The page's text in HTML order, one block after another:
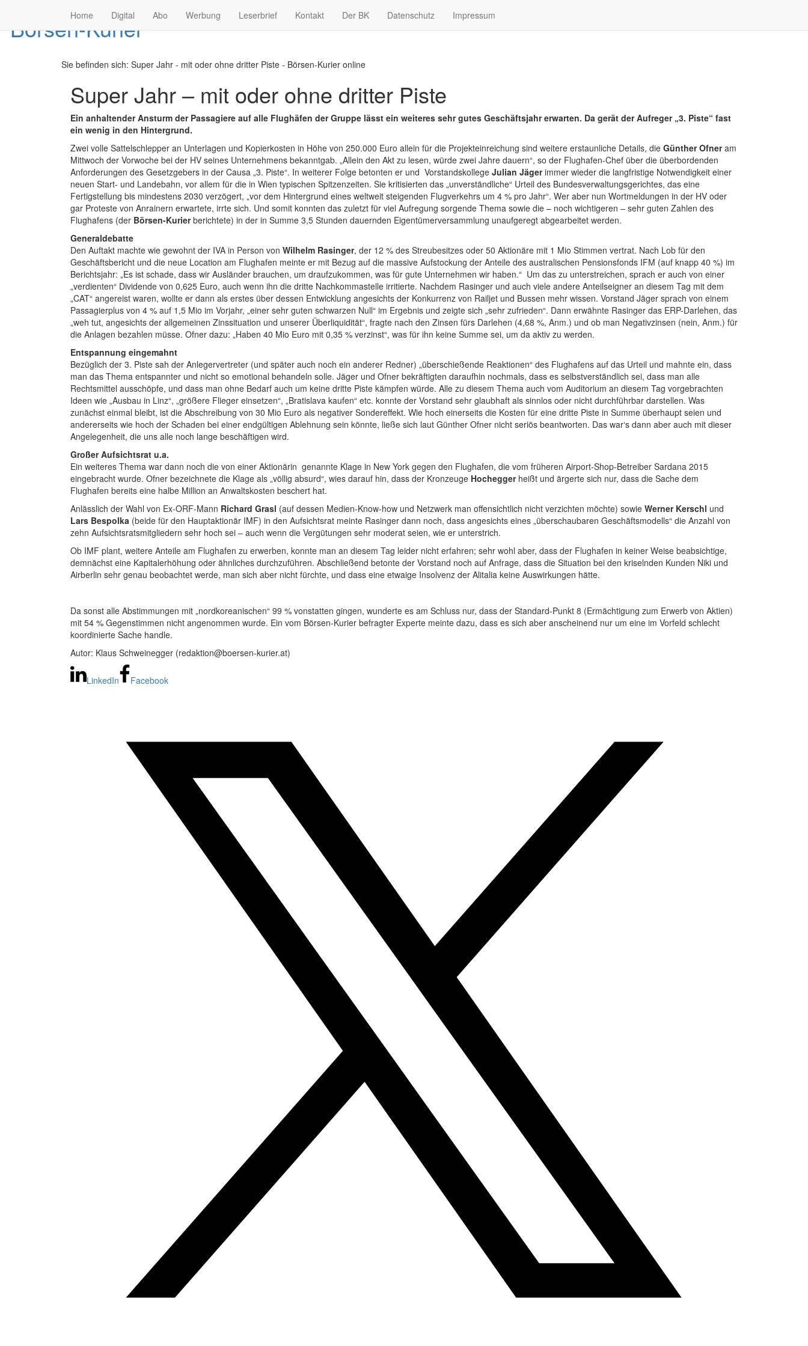
Home Digital Abo Werbung Leserbrief Kontakt Der BK Datenschutz Impressum
Sie befinden sich: Super Jahr - mit oder ohne dritter Piste - Börsen-Kurier online
Super Jahr – mit oder ohne dritter Piste
Ein anhaltender Ansturm der Passagiere auf alle Flughäfen der Gruppe lässt ein weiteres sehr gutes Geschäftsjahr erwarten. Da gerät der Aufreger „3. Piste“ fast
ein wenig in den Hintergrund.
Zwei volle Sattelschlepper an Unterlagen und Kopierkosten in Höhe von 250.000 Euro allein für die Projekteinreichung sind weitere erstaunliche Details, die Günther Ofneram
Mittwoch der Vorwoche bei der HV seines Unternehmens bekanntgab. „Allein den Akt zu lesen, würde zwei Jahre dauern“, so der Flughafen-Chef über die überbordenden
Anforderungen des Gesetzgebers in der Causa „3. Piste“. In weiterer Folge betonten er und Vorstandskollege Julian Jägerimmer wieder die langfristige Notwendigkeit einer
neuen Start- und Landebahn, vor allem für die in Wien typischen Spitzenzeiten. Sie kritisierten das „unverständliche“ Urteil des Bundesverwaltungsgerichtes, das eine
Fertigstellung bis mindestens 2030 verzögert, „vor dem Hintergrund eines weltweit steigenden Flugverkehrs um 4 % pro Jahr“. Wer aber nun Wortmeldungen in der HV oder
gar Proteste von Anrainern erwartete, irrte sich. Und somit konnten das zuletzt für viel Aufregung sorgende Thema sowie die – noch wichtigeren – sehr guten Zahlen des
Flughafens (der Börsen-Kurierberichtete) in der in Summe 3,5 Stunden dauernden Eigentümerversammlung unaufgeregt abgearbeitet werden.
Generaldebatte
Den Auftakt machte wie gewohnt der IVA in Person von Wilhelm Rasinger, der 12 % des Streubesitzes oder 50 Aktionäre mit 1 Mio Stimmen vertrat. Nach Lob für den
Geschäftsbericht und die neue Location am Flughafen meinte er mit Bezug auf die massive Aufstockung der Anteile des australischen Pensionsfonds IFM (auf knapp 40 %) im
Berichtsjahr: „Es ist schade, dass wir Ausländer brauchen, um draufzukommen, was für gute Unternehmen wir haben.“ Um das zu unterstreichen, sprach er auch von einer
„verdienten“ Dividende von 0,625 Euro, auch wenn ihn die dritte Nachkommastelle irritierte. Nachdem Rasinger und auch viele andere Anteilseigner an diesem Tag mit dem
„CAT“ angereist waren, wollte er dann als erstes über dessen Entwicklung angesichts der Konkurrenz von Railjet und Bussen mehr wissen. Vorstand Jäger sprach von einem
Passagierplus von 4 % auf 1,5 Mio im Vorjahr, „einer sehr guten schwarzen Null“ im Ergebnis und zeigte sich „sehr zufrieden“. Dann erwähnte Rasinger das ERP-Darlehen, das
„weh tut, angesichts der allgemeinen Zinssituation und unserer Überliquidität“, fragte nach den Zinsen fürs Darlehen (4,68 %, Anm.) und ob man Negativzinsen (nein, Anm.) für
die Anlagen bezahlen müsse. Ofner dazu: „Haben 40 Mio Euro mit 0,35 % verzinst“, was für ihn keine Summe sei, um da aktiv zu werden.
Entspannung eingemahnt
Bezüglich der 3. Piste sah der Anlegervertreter (und später auch noch ein anderer Redner) „überschießende Reaktionen“ des Flughafens auf das Urteil und mahnte ein, dass
man das Thema entspannter und nicht so emotional behandeln solle. Jäger und Ofner bekräftigten daraufhin nochmals, dass es selbstverständlich sei, dass man alle
Rechtsmittel ausschöpfe, und dass man ohne Bedarf auch um keine dritte Piste kämpfen würde. Alle zu diesem Thema auch vom Auditorium an diesem Tag vorgebrachten
Ideen wie „Ausbau in Linz“, „größere Flieger einsetzen“, „Bratislava kaufen“ etc. konnte der Vorstand sehr glaubhaft als sinnlos oder nicht durchführbar darstellen. Was
zunächst einmal bleibt, ist die Abschreibung von 30 Mio Euro als negativer Sondereffekt. Wie hoch einerseits die Kosten für eine dritte Piste in Summe überhaupt seien und
andererseits wie hoch der Schaden bei einer endgültigen Ablehnung sein könnte, ließe sich laut Günther Ofner nicht seriös beantworten. Das war‘s dann aber auch mit dieser
Angelegenheit, die uns alle noch lange beschäftigen wird.
Großer Aufsichtsrat u.a.
Ein weiteres Thema war dann noch die von einer Aktionärin genannte Klage in New York gegen den Flughafen, die vom früheren Airport-Shop-Betreiber Sardana 2015
eingebracht wurde. Ofner bezeichnete die Klage als „völlig absurd“, wies darauf hin, dass der Kronzeuge Hocheggerheißt und ärgerte sich nur, dass die Sache dem
Flughafen bereits eine halbe Million an Anwaltskosten beschert hat.
Anlässlich der Wahl von Ex-ORF-Mann Richard Grasl (auf dessen Medien-Know-how und Netzwerk man offensichtlich nicht verzichten möchte) sowie Werner Kerschl und
Lars Bespolka (beide für den Hauptaktionär IMF) in den Aufsichtsrat meinte Rasinger dann noch, dass angesichts eines „überschaubaren Geschäftsmodells“ die Anzahl von
zehn Aufsichtsratsmitgliedern sehr hoch sei – auch wenn die Vergütungen sehr moderat seien, wie er unterstrich.
Ob IMF plant, weitere Anteile am Flughafen zu erwerben, konnte man an diesem Tag leider nicht erfahren; sehr wohl aber, dass der Flughafen in keiner Weise beabsichtige,
demnächst eine Kapitalerhöhung oder ähnliches durchzuführen. Abschließend betonte der Vorstand noch auf Anfrage, dass die Situation bei den kriselnden Kunden Niki und
Airberlin sehr genau beobachtet werde, man sich aber nicht fürchte, und dass eine etwaige Insolvenz der Alitalia keine Auswirkungen hätte.
Da sonst alle Abstimmungen mit „nordkoreanischen“ 99 % vonstatten gingen, wunderte es am Schluss nur, dass der Standard-Punkt 8 (Ermächtigung zum Erwerb von Aktien)
mit 54 % Gegenstimmen nicht angenommen wurde. Ein vom Börsen-Kurier befragter Experte meinte dazu, dass es sich aber anscheinend nur um eine im Vorfeld schlecht
koordinierte Sache handle.
Autor: Klaus Schweinegger (redaktion@boersen-kurier.at)
LinkedIn Facebook